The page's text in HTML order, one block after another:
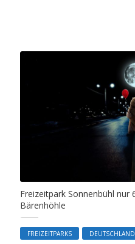
Freizeitpark Sonnenbühl
Bärenhöhle
FREIZEITPARKS